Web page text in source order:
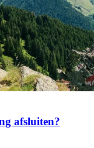
afsluiten?